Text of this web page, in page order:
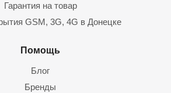
Гарантия на товар
GSM, 3G, 4G в Донецке
Помощь
Блог
Бренды